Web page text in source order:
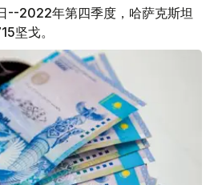
--2022年第四季度，哈萨克斯坦
坚戈。